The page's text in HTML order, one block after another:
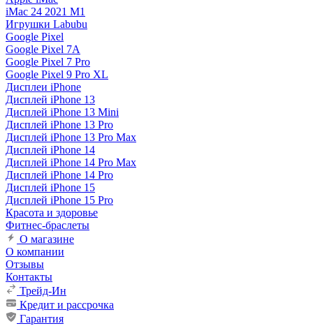
iMac 24 2021 M1
Игрушки Labubu
Google Pixel
Google Pixel 7А
Google Pixel 7 Pro
Google Pixel 9 Pro XL
Дисплеи iPhone
Дисплей iPhone 13
Дисплей iPhone 13 Mini
Дисплей iPhone 13 Pro
Дисплей iPhone 13 Pro Max
Дисплей iPhone 14
Дисплей iPhone 14 Pro Max
Дисплей iPhone 14 Pro
Дисплей iPhone 15
Дисплей iPhone 15 Pro
Красота и здоровье
Фитнес-браслеты
О магазине
О компании
Отзывы
Контакты
Трейд-Ин
Кредит и рассрочка
Гарантия